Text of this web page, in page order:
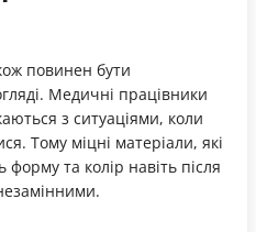
повинен бути
Медичні працівники
з ситуаціями, коли
Тому міцні матеріали, які
форму та колір навіть після